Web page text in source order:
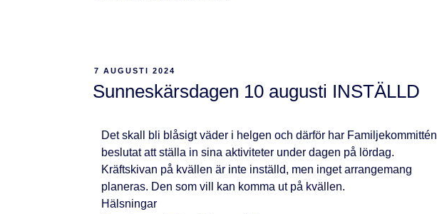
7 AUGUSTI 2024
Sunneskärsdagen 10 augusti INSTÄLLD​
Det skall bli blåsigt väder i helgen och därför har Familjekommittén
beslutat att ställa in sina aktiviteter under dagen på lördag.
Kräftskivan på kvällen är inte inställd, men inget arrangemang
planeras. Den som vill kan komma ut på kvällen.
Hälsningar